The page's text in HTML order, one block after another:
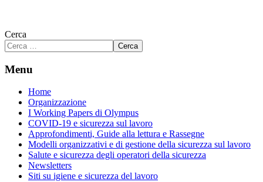
Cerca
Cerca
Menu
Home
Organizzazione
I Working Papers di Olympus
COVID-19 e sicurezza sul lavoro
Approfondimenti, Guide alla lettura e Rassegne
Modelli organizzativi e di gestione della sicurezza sul lavoro
Salute e sicurezza degli operatori della sicurezza
Newsletters
Siti su igiene e sicurezza del lavoro